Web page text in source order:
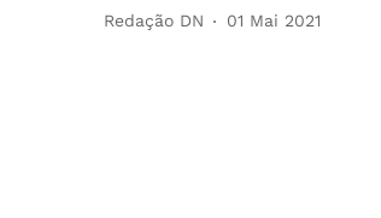
Redação DN 01 Mai 2021